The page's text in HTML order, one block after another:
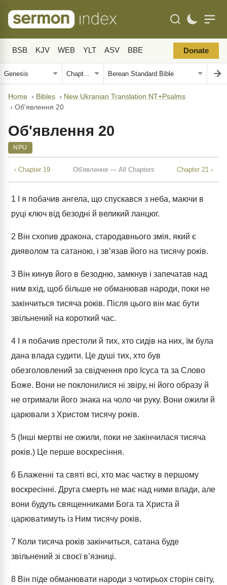
BSB KJV WEB YLT ASV BBE Donate
Home › Bibles › New Ukranian Translation NT+Psalms
› Об'явлення 20
Об'явлення 20
NPU
‹ Chapter 19 Об'явлення — All Chapters Chapter 21 ›
1 І я побачив ангела, що спускався з неба, маючи в
руці ключ від безодні й великий ланцюг.
2 Він схопив дракона, стародавнього змія, який є
дияволом та сатаною, і зв’язав його на тисячу років.
3 Він кинув його в безодню, замкнув і запечатав над
ним вхід, щоб більше не обманював народи, поки не
закінчиться тисяча років. Після цього він має бути
звільнений на короткий час.
4 І я побачив престоли й тих, хто сидів на них, їм була
дана влада судити. Це душі тих, хто був
обезголовлений за свідчення про Ісуса та за Слово
Боже. Вони не поклонилися ні звіру, ні його образу й
не отримали його знака на чоло чи руку. Вони ожили й
царювали з Христом тисячу років.
5 (Інші мертві не ожили, поки не закінчилася тисяча
років.) Це перше воскресіння.
6 Блаженні та святі всі, хто має частку в першому
воскресінні. Друга смерть не має над ними влади, але
вони будуть священниками Бога та Христа й
царюватимуть із Ним тисячу років.
7 Коли тисяча років закінчиться, сатана буде
звільнений зі своєї в’язниці.
8 Він піде обманювати народи з чотирьох сторін світу,